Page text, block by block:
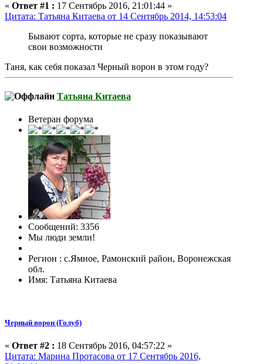
« Ответ #1 : 17 Сентябрь 2016, 21:01:44 »
Цитата: Татьяна Китаева от 14 Сентябрь 2014, 14:53:04
Бывают сорта, которые не сразу показывают
свои возможности
Таня, как себя показал Черный ворон в этом году?
Татьяна Китаева
Ветеран форума
Сообщений: 3356
Мы люди земли!
Регион : с.Ямное, Рамонский район, Воронежская
обл.
Имя: Татьяна Китаева
Черный ворон (Голуб)
« Ответ #2 : 18 Сентябрь 2016, 04:57:22 »
Цитата: Марина Протасова от 17 Сентябрь 2016,